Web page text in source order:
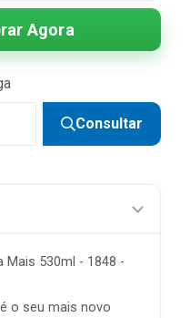
Agora
Consultar
Mais 530ml - 1848 -
o seu mais novo